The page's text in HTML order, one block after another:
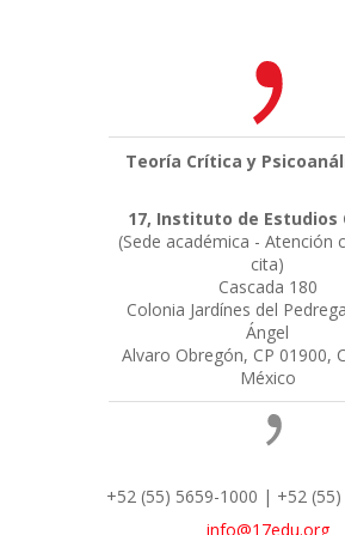
Teoría Crítica y
17, Instituto de Estudios
(Sede académica - Atención
cita)
Cascada 180
Colonia Jardínes del
Ángel
Alvaro Obregón, CP 01900,
México
+52 (55) 5659-1000 | +52
info@17edu.org